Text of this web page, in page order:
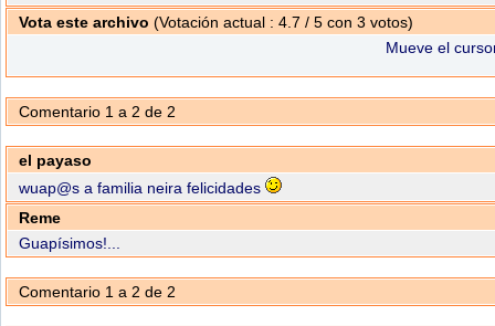
Vota este archivo (Votación actual : 4.7 / 5 con 3 votos)
Mueve el
Comentario 1 a 2 de 2
el payaso
wuap@s a familia neira felicidades
Reme
Guapísimos!...
Comentario 1 a 2 de 2